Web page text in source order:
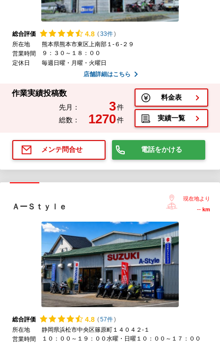
総合評価 4.8 (33件)
所在地
熊本県熊本市東区上南部１‐６‐２９
営業時間
９：３０～１８：００
定休日
毎週日曜・月曜・火曜日
店舗詳細はこちら
作業実績投稿数
先月： 3件
総数：
1270件
料金表
実績一覧
メンテ問合せ 電話をかける
ＡーＳｔｙｌｅ
現在地より
-- km
総合評価 4.8 (57件)
所在地
静岡県浜松市中央区篠原町１４０４２-１
営業時間
１０：００～１９：００水曜・日曜１０：００～１７：００